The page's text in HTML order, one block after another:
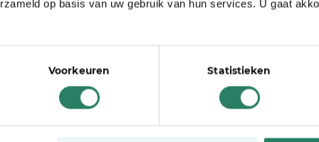
op basis van uw gebruik van hun services. U gaat
Voorkeuren Statistieken